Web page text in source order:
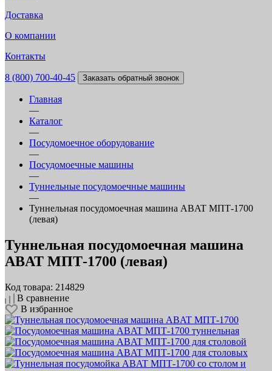
Доставка
О компании
Контакты
8 (800) 700-40-45 Заказать обратный звонок
Главная
—
Каталог
—
Посудомоечное оборудование
—
Посудомоечные машины
—
Туннельные посудомоечные машины
—
Туннельная посудомоечная машина ABAT МПТ-1700
(левая)
Туннельная посудомоечная машина
ABAT МПТ-1700 (левая)
Код товара: 214829
В сравнение
В избранное